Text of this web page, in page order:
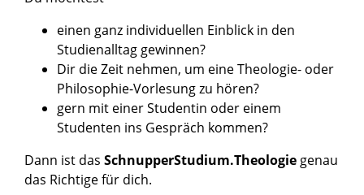
einen ganz individuellen Einblick in den
Studienalltag gewinnen?
Dir die Zeit nehmen, um eine Theologie- oder
Philosophie-Vorlesung zu hören?
gern mit einer Studentin oder einem
Studenten ins Gespräch kommen?
Dann ist das SchnupperStudium.Theologie genau
das Richtige für dich.